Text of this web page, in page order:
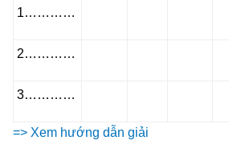
1…………
2…………
3…………
=> Xem hướng dẫn giải